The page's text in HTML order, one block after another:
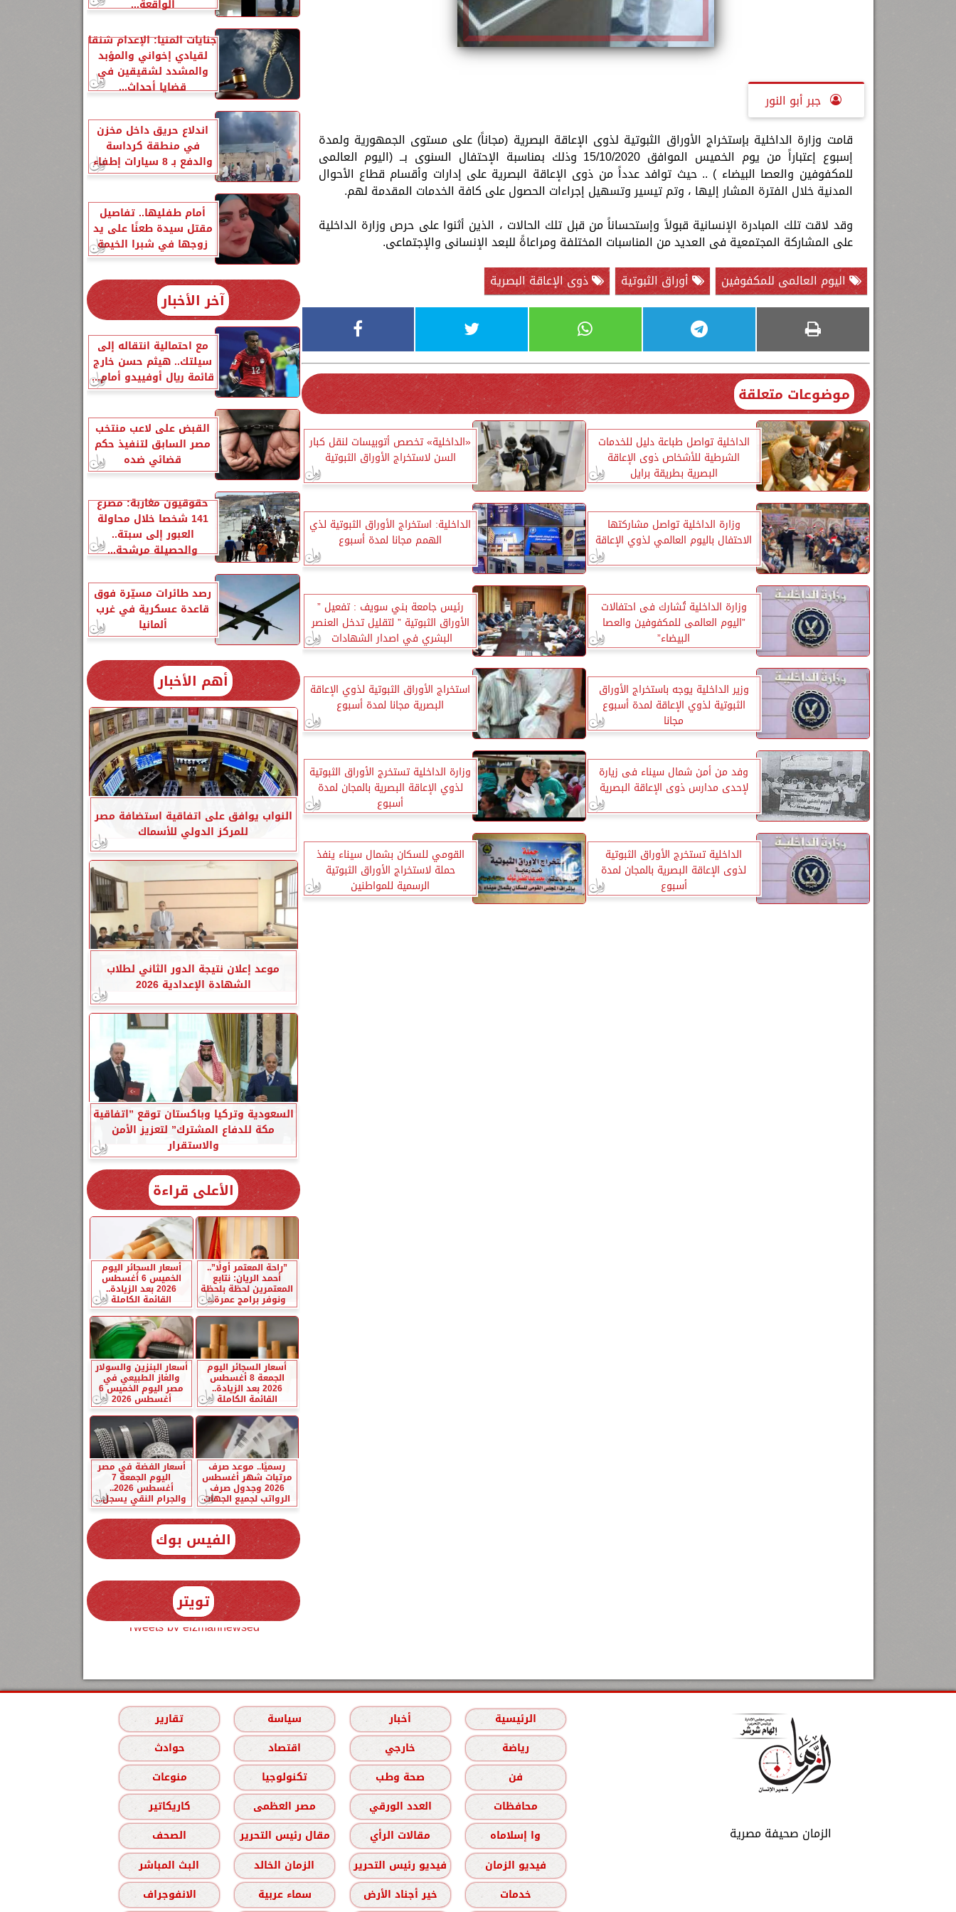
جبر أبو النور
قامت وزارة الداخلية بإستخراج الأوراق الثبوتية لذوى الإعاقة البصرية (مجاناً) على مستوى الجمهورية ولمدة
إسبوع إعتباراً من يوم الخميس الموافق 15/10/2020 وذلك بمناسبة الإحتفال السنوى بــ (اليوم العالمى
للمكفوفين والعصا البيضاء ) .. حيث توافد عدداً من ذوى الإعاقة البصرية على إدارات وأقسام قطاع الأحوال
المدنية خلال الفترة المشار إليها ، وتم تيسير وتسهيل إجراءات الحصول على كافة الخدمات المقدمة لهم.
وقد لاقت تلك المبادرة الإنسانية قبولاً وإستحساناً من قبل تلك الحالات ، الذين أثنوا على حرص وزارة الداخلية
على المشاركة المجتمعية فى العديد من المناسبات المختلفة ومراعاةً للبعد الإنسانى والإجتماعى.
اليوم العالمى للمكفوفين
أوراق الثبوتية ذوى الإعاقة البصرية
موضوعات متعلقة
الداخلية تواصل طباعة دليل للخدمات
الشرطية للأشخاص ذوى الإعاقة
البصرية بطريقة برايل
«الداخلية» تخصص أتوبيسات لنقل كبار
السن لاستخراج الأوراق الثبوتية
وزارة الداخلية تواصل مشاركتها
الاحتفال باليوم العالمي لذوي الإعاقة
الداخلية: استخراج الأوراق الثبوتية لذي
الهمم مجانا لمدة أسبوع
وزارة الداخلية تُشارك فى احتفالات
”اليوم العالمى للمكفوفين والعصا
البيضاء”
رئيس جامعة بني سويف : تفعيل ”
الأوراق الثبوتية ” لتقليل تدخل العنصر
البشري في اصدار الشهادات
وزير الداخلية يوجه باستخراج الأوراق
الثبوتية لذوي الإعاقة لمدة أسبوع
مجانا
استخراج الأوراق الثبوتية لذوي الإعاقة
البصرية مجانا لمدة أسبوع
وفد من أمن شمال سيناء فى زيارة
لإحدى مدارس ذوى الإعاقة البصرية
وزارة الداخلية تستخرج الأوراق الثبوتية
لذوي الإعاقة البصرية بالمجان لمدة
أسبوع
الداخلية تستخرج الأوراق الثبوتية
لذوى الإعاقة البصرية بالمجان لمدة
أسبوع
القومي للسكان بشمال سيناء ينفذ
حملة لاستخراج الأوراق الثبوتية
الرسمية للمواطنين
الواقعة...
جنايات المنيا: الإعدام شنقا
لقيادي إخواني والمؤبد
والمشدد لشقيقين في
قضايا أحداث...
اندلاع حريق داخل مخزن
في منطقة كرداسة
والدفع بـ 8 سيارات إطفاء
أمام طفليها.. تفاصيل
مقتل سيدة طعنًا على يد
زوجها في شبرا الخيمة
آخر الأخبار
مع احتمالية انتقاله إلى
سيلتك.. هيثم حسن خارج
قائمة ريال أوفييدو أمام...
القبض على لاعب منتخب
مصر السابق لتنفيذ حكم
قضائي ضده
حقوقيون مغاربة: مصرع
141 شخصا خلال محاولة
العبور إلى سبتة..
والحصيلة مرشحة...
رصد طائرات مسيّرة فوق
قاعدة عسكرية في غرب
ألمانيا
أهم الأخبار
النواب يوافق على اتفاقية استضافة مصر
للمركز الدولي للأسماك
موعد إعلان نتيجة الدور الثاني لطلاب
الشهادة الإعدادية 2026
السعودية وتركيا وباكستان توقع ”اتفاقية
مكة للدفاع المشترك” لتعزيز الأمن
والاستقرار
الأعلى قراءة
”راحة المعتمر أولًا”..
أحمد الريان: نتابع
المعتمرين لحظة بلحظة
ونوفر برامج عمرة...
أسعار السجائر اليوم
الخميس 6 أغسطس
2026 بعد الزيادة..
القائمة الكاملة
أسعار السجائر اليوم
الجمعة 8 أغسطس
2026 بعد الزيادة..
القائمة الكاملة
أسعار البنزين والسولار
والغاز الطبيعي في
مصر اليوم الخميس 6
أغسطس 2026
رسميًا.. موعد صرف
مرتبات شهر أغسطس
2026 وجدول صرف
الرواتب لجميع الجهات
أسعار الفضة في مصر
اليوم الجمعة 7
أغسطس 2026..
والجرام النقي يسجل...
الفيس بوك
تويتر
Tweets by elzmannewseg
الزمان صحيفة مصرية
الرئيسية أخبار سياسة
تقارير
رياضة
خارجي اقتصاد
حوادث
فن
صحة وطب تكنولوجيا
منوعات
محافظات
العدد الورقي مصر العظمى
كاريكاتير
وا إسلاماه
مقالات الرأي مقال رئيس التحرير
الصحف
فيديو الزمان
فيديو رئيس التحرير الزمان الخالد
البث المباشر
خدمات
خير أجناد الأرض سماء عربية الانفوجراف